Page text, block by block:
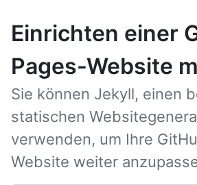
Einrichten einer
Pages-Website
Sie können Jekyll, einen
statischen
verwenden, um Ihre
Website weiter